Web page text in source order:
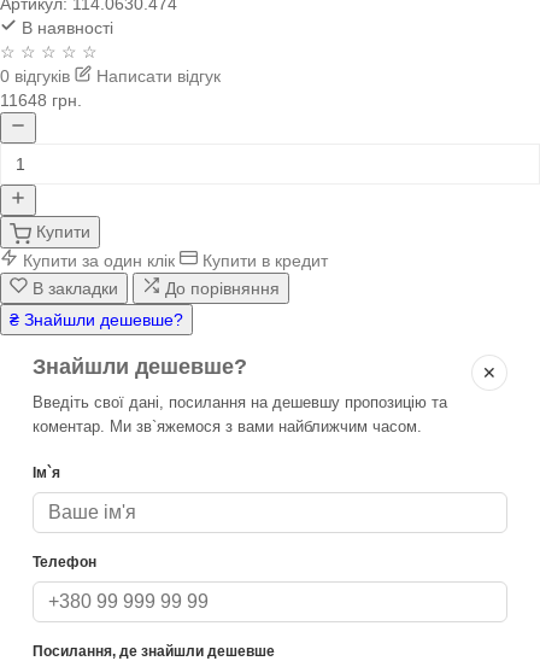
Артикул: 114.0630.474
В наявності
☆ ☆ ☆ ☆ ☆
0 відгуків
Написати відгук
11648 грн.
Купити
Купити за один клік
Купити в кредит
В закладки
До порівняння
₴ Знайшли дешевше?
✕
Знайшли дешевше?
Введіть свої дані, посилання на дешевшу пропозицію та
коментар. Ми зв`яжемося з вами найближчим часом.
Ім`я
Телефон
Посилання, де знайшли дешевше